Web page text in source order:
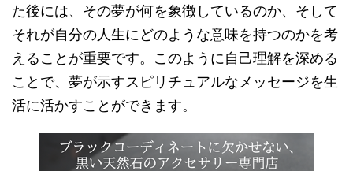
た後には、その夢が何を象徴しているのか、そして
それが自分の人生にどのような意味を持つのかを考
えることが重要です。このように自己理解を深める
ことで、夢が示すスピリチュアルなメッセージを生
活に活かすことができます。